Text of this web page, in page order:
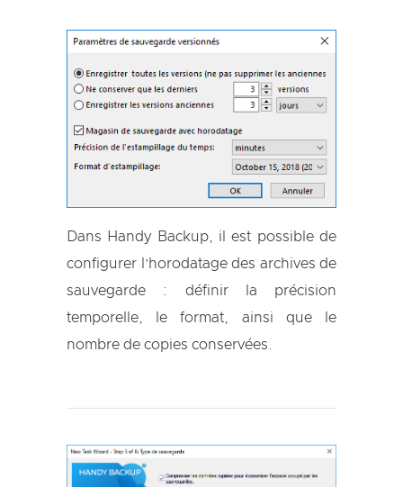
Dans Handy Backup, il est possible de
configurer l’horodatage des archives de
sauvegarde : définir la précision
temporelle, le format, ainsi que le
nombre de copies conservées.